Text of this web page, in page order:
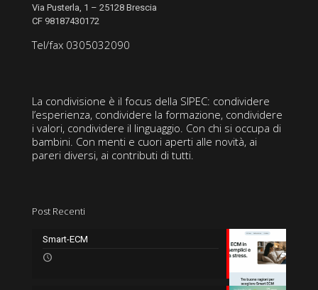
Via Pusterla, 1 – 25128 Brescia
CF 98187430172
Tel/fax 0305032090
La condivisione è il focus della SIPEC: condividere
l’esperienza, condividere la formazione, condividere
i valori, condividere il linguaggio. Con chi si occupa di
bambini. Con menti e cuori aperti alle novità, ai
pareri diversi, ai contributi di tutti.
Post Recenti
Smart-ECM